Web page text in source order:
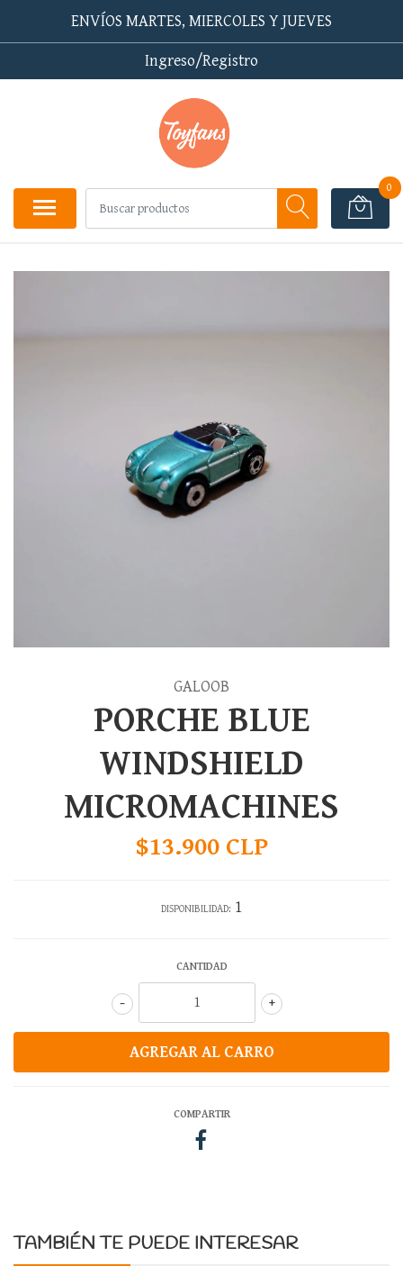
ENVÍOS MARTES, MIERCOLES Y JUEVES
Ingreso/Registro
0
GALOOB
PORCHE BLUE
WINDSHIELD
MICROMACHINES
$13.900 CLP
DISPONIBILIDAD: 1
CANTIDAD
+
-
COMPARTIR
TAMBIÉN TE PUEDE INTERESAR